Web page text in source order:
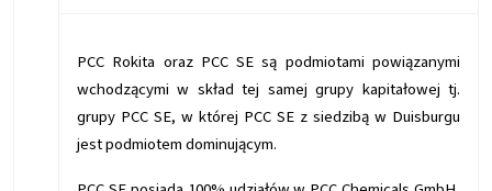
PCC Rokita oraz PCC SE są podmiotami powiązanymi
wchodzącymi w skład tej samej grupy kapitałowej tj.
grupy PCC SE, w której PCC SE z siedzibą w Duisburgu
jest podmiotem dominującym.